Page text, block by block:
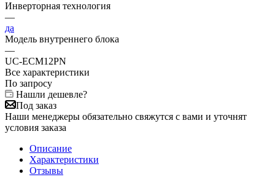
Инверторная технология
—
да
Модель внутреннего блока
—
UC-ECM12PN
Все характеристики
По запросу
Нашли дешевле?
Под заказ
Наши менеджеры обязательно свяжутся с вами и уточнят
условия заказа
Описание
Характеристики
Отзывы